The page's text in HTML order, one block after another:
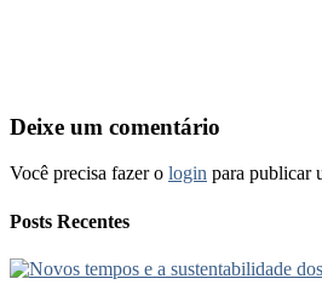
Deixe um comentário
Você precisa fazer o login para publicar
Posts Recentes